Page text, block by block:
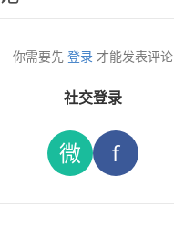
你需要先 登录 才能发表评论
社交登录
微 f